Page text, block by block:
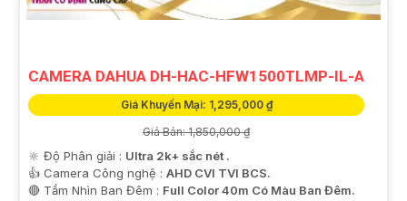
CAMERA DAHUA DH-HAC-HFW1500TLMP-IL-A
Giá Khuyến Mại: 1,295,000 ₫
Giá Bán: 1,850,000 ₫
🔆 Độ Phân giải : Ultra 2k+ sắc nét .
👍 Camera Công nghệ : AHD CVI TVI BCS.
🔴 Tầm Nhìn Ban Đêm : Full Color 40m Có Màu Ban Đêm.